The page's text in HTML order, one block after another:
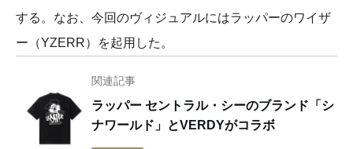
する。なお、今回のヴィジュアルにはラッパーのワイザ
ー（YZERR）を起用した。
関連記事
ラッパー セントラル・シーのブランド「シ
ナワールド」とVERDYがコラボ